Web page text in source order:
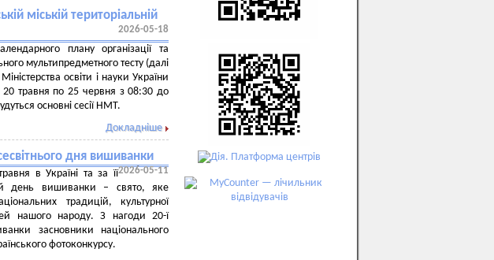
міській територіальній
2026-05-18
плану організації та
мультипредметного тесту (далі
освіти і науки України
травня по 25 червня з 08:30 до
основні сесії НМТ.
Докладніше
дня вишиванки
2026-05-11
в Україні та за її
день вишиванки – свято, яке
традицій, культурної
нашого народу. З нагоди 20-ї
засновники національного
фотоконкурсу.